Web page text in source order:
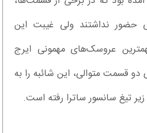
حضور نداشتند ولی غیبت این
عروسک‌های مهمونی ایرج
قسمت متوالی، این شائبه را به
تیغ سانسور ساترا رفته است.